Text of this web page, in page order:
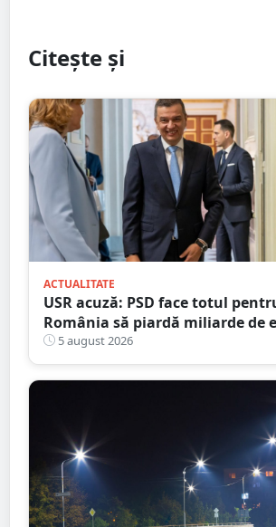
Citește și
ACTUALITATE
USR acuză: PSD face totul
România să piardă miliarde de
PNRR
5 august 2026